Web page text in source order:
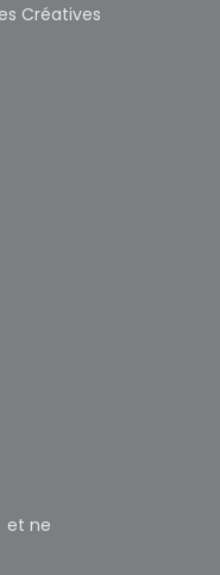
Créatives
et ne